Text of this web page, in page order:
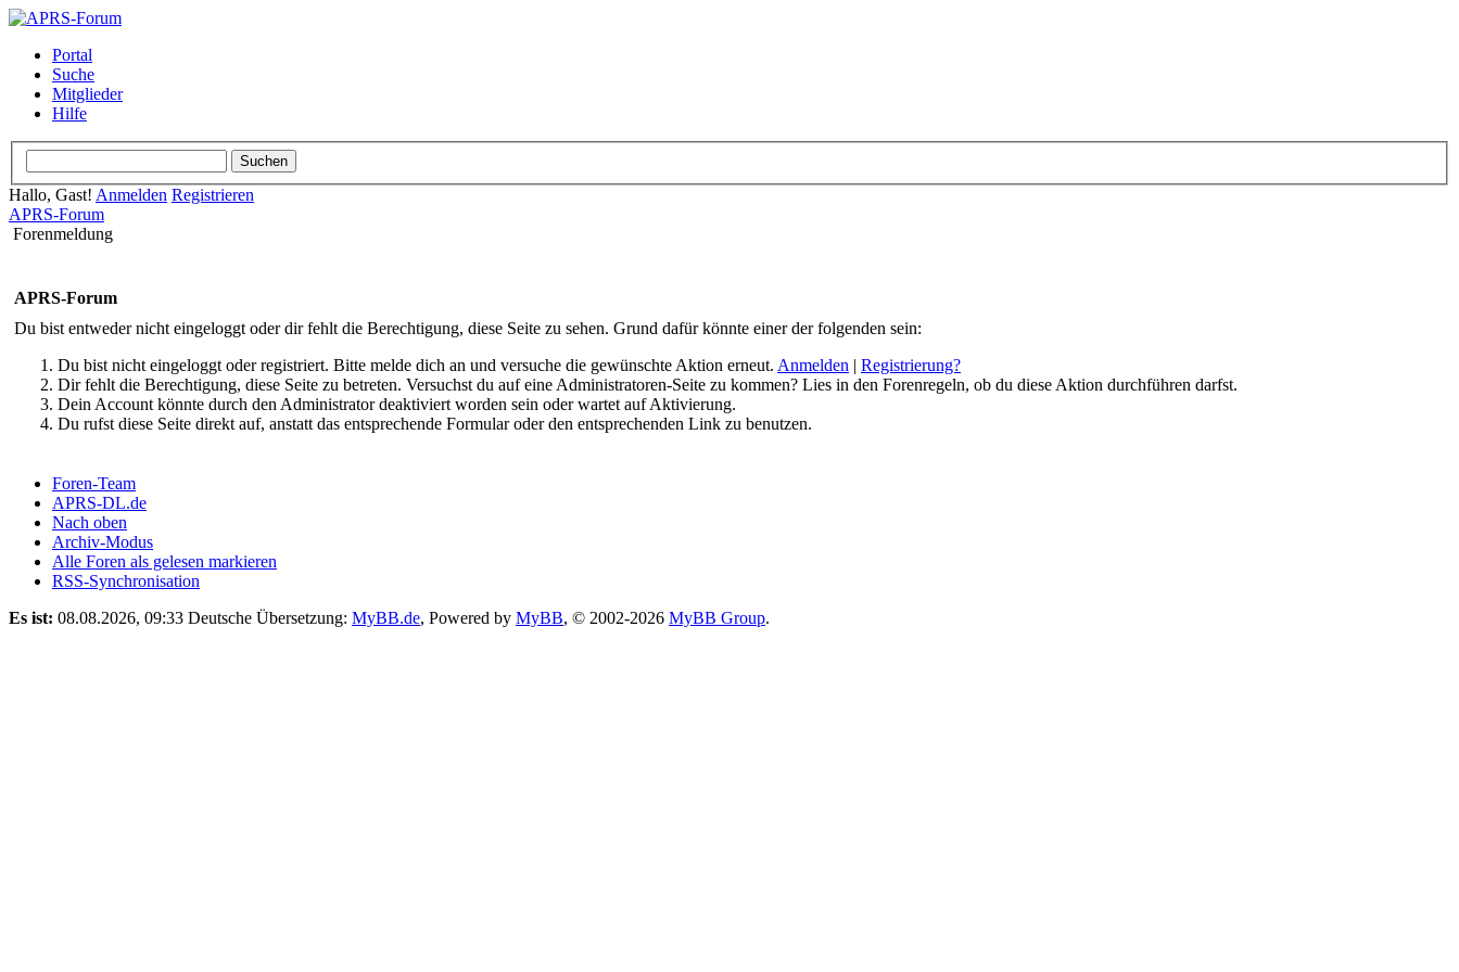
Portal
Suche
Mitglieder
Hilfe
Hallo, Gast! Anmelden Registrieren
APRS-Forum
Forenmeldung
APRS-Forum
Du bist entweder nicht eingeloggt oder dir fehlt die Berechtigung, diese Seite zu sehen. Grund dafür könnte einer der folgenden sein:
Du bist nicht eingeloggt oder registriert. Bitte melde dich an und versuche die gewünschte Aktion erneut. Anmelden | Registrierung?
Dir fehlt die Berechtigung, diese Seite zu betreten. Versuchst du auf eine Administratoren-Seite zu kommen? Lies in den Forenregeln, ob du diese Aktion durchführen darfst.
Dein Account könnte durch den Administrator deaktiviert worden sein oder wartet auf Aktivierung.
Du rufst diese Seite direkt auf, anstatt das entsprechende Formular oder den entsprechenden Link zu benutzen.
Foren-Team
APRS-DL.de
Nach oben
Archiv-Modus
Alle Foren als gelesen markieren
RSS-Synchronisation
Es ist: 08.08.2026, 09:33 Deutsche Übersetzung: MyBB.de, Powered by MyBB, © 2002-2026 MyBB Group.